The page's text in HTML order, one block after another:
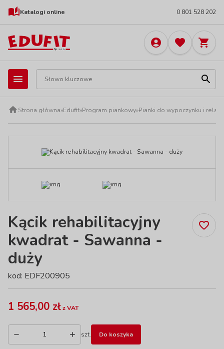
Katalogi online 0 801 528 202
Strona główna»Edufit»Program piankowy»Pianki do wypoczynku i
Kącik rehabilitacyjny
kwadrat - Sawanna -
duży
kod: EDF200905
1 565,00 złz VAT
szt. Do koszyka